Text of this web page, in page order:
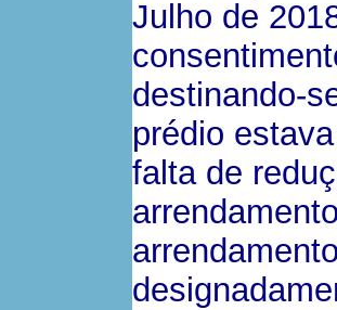
Julho de
destinando-
prédio
falta de